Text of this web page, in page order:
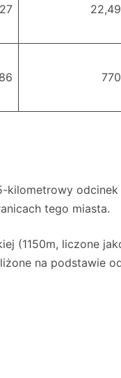
22,49
86 770
odcinek
tego miasta.
(1150m, liczone
na podstawie